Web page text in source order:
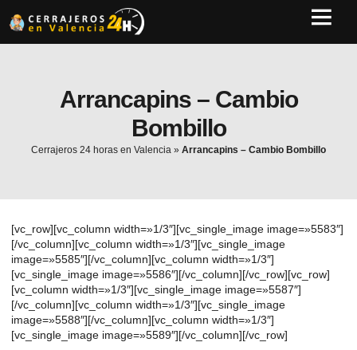
Arrancapins – Cambio
Bombillo
Cerrajeros 24 horas en Valencia » Arrancapins – Cambio Bombillo
[vc_row][vc_column width=»1/3″][vc_single_image image=»5583″]
[/vc_column][vc_column width=»1/3″][vc_single_image
image=»5585″][/vc_column][vc_column width=»1/3″]
[vc_single_image image=»5586″][/vc_column][/vc_row][vc_row]
[vc_column width=»1/3″][vc_single_image image=»5587″]
[/vc_column][vc_column width=»1/3″][vc_single_image
image=»5588″][/vc_column][vc_column width=»1/3″]
[vc_single_image image=»5589″][/vc_column][/vc_row]